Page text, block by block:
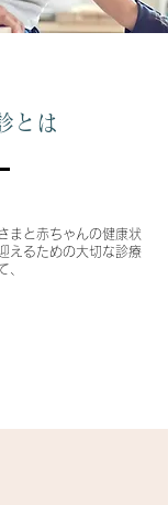
とは
まと赤ちゃんの健康状
えるための大切な診療
、